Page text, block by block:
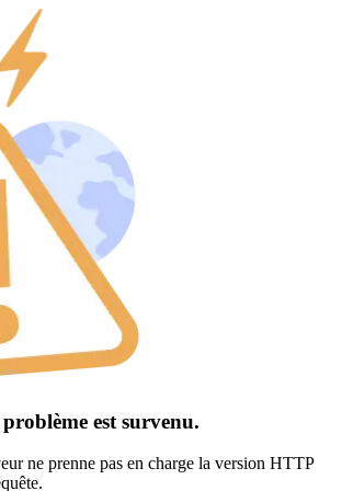
est survenu.
ne prenne pas en charge la version HTTP